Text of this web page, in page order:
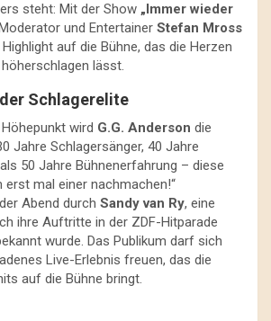
steht: Mit der Show „Immer wieder
und Entertainer Stefan Mross
auf die Bühne, das die Herzen
lässt.
Schlagerelite
wird G.G. Anderson die
Jahre Schlagersänger, 40 Jahre
50 Jahre Bühnenerfahrung – diese
erst mal einer nachmachen!“
Abend durch Sandy van Ry, eine
ihre Auftritte in der ZDF-Hitparade
wurde. Das Publikum darf sich
Live-Erlebnis freuen, das die
auf die Bühne bringt.